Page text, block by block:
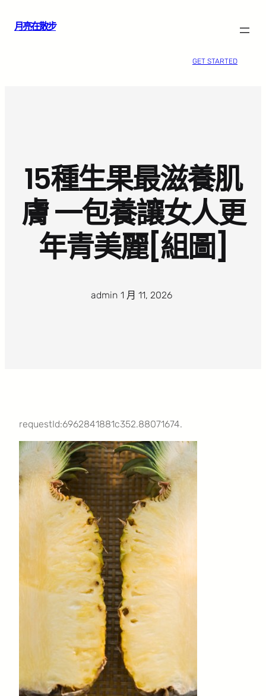
月亮在散步
GET STARTED
15種生果最滋養肌
膚 一包養讓女人更
年青美麗[組圖]
admin 1 月 11, 2026
requestId:6962841881c352.88071674.